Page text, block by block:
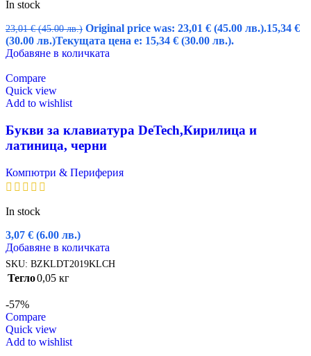
In stock
23,01€ (45.00 лв.) Original price was: 23,01 € (45.00 лв.).15,34 €
(30.00 лв.)Текущата цена е: 15,34 € (30.00 лв.).
Добавяне в количката
Compare
Quick view
Add to wishlist
Букви за клавиатура DeTech,Кирилица и
латиница, черни
Компютри & Периферия
In stock
3,07 € (6.00 лв.)
Добавяне в количката
SKU: BZKLDT2019KLCH
Тегло0,05 кг
-57%
Compare
Quick view
Add to wishlist